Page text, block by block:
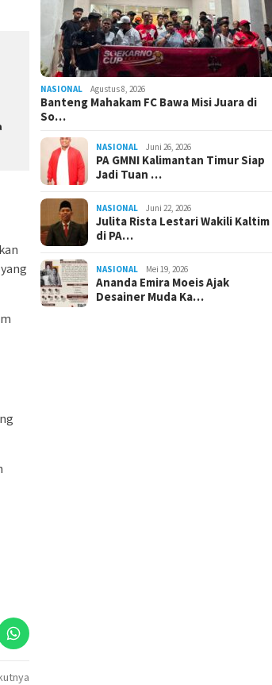
NASIONAL Agustus 8, 2026
Banteng Mahakam FC Bawa Misi Juara di
So…
NASIONAL Juni 26, 2026
PA GMNI Kalimantan Timur Siap
Jadi Tuan …
NASIONAL Juni 22, 2026
Julita Rista Lestari Wakili Kaltim
di PA…
NASIONAL Mei 19, 2026
Ananda Emira Moeis Ajak
Desainer Muda Ka…